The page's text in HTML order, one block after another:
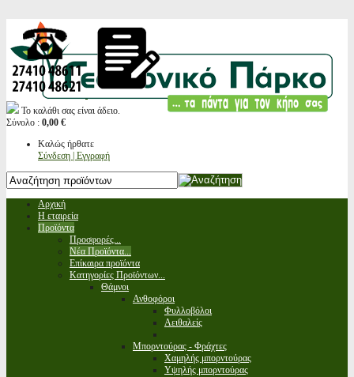
Το καλάθι σας είναι άδειο.
Σύνολο : 0,00 €
Καλώς ήρθατε
Σύνδεση | Εγγραφή
Αρχική
Η εταιρεία
Προϊόντα
Προσφορές...
Νέα Προϊόντα...
Επίκαιρα προϊόντα
Κατηγορίες Προϊόντων...
Θάμνοι
Ανθοφόροι
Φυλλοβόλοι
Αειθαλείς
Μπορντούρας - Φράχτες
Χαμηλής μπορντούρας
Υψηλής μπορντούρας